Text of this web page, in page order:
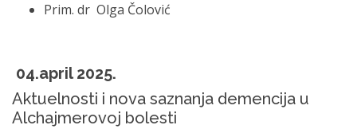
Prim. dr Olga Čolović
04.april 2025.
Aktuelnosti i nova saznanja demencija u
Alchajmerovoj bolesti